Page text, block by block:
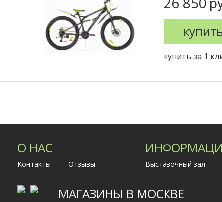
купить за 1
О НАС
Контакты Отзывы Выставочный зал
МАГАЗИНЫ В МОСКВЕ